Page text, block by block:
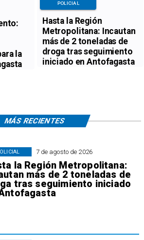
la
Hasta la Región
Metropolitana: Incautan
más de 2 toneladas de
droga tras seguimiento
iniciado en Antofagasta
POLICIAL
7 de agosto de 2026
la Región Metropolitana:
más de 2 toneladas de
tras seguimiento iniciado
MÁS RECIENTES